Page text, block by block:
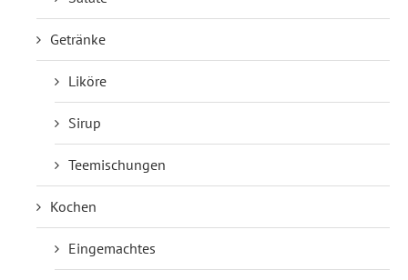
Getränke
Liköre
Sirup
Teemischungen
Kochen
Eingemachtes